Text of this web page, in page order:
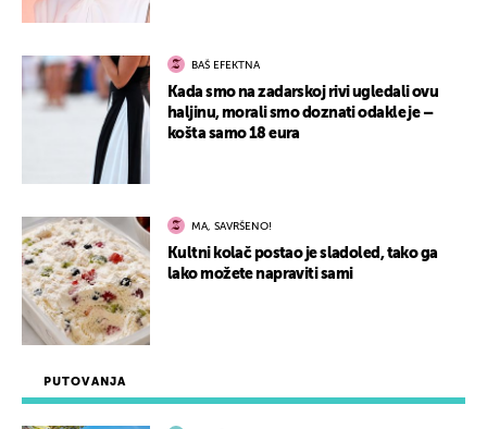
PUTOVANJA
BAŠ EFEKTNA
Kada smo na zadarskoj rivi ugledali ovu
haljinu, morali smo doznati odakle je –
košta samo 18 eura
MA, SAVRŠENO!
Kultni kolač postao je sladoled, tako ga
lako možete napraviti sami